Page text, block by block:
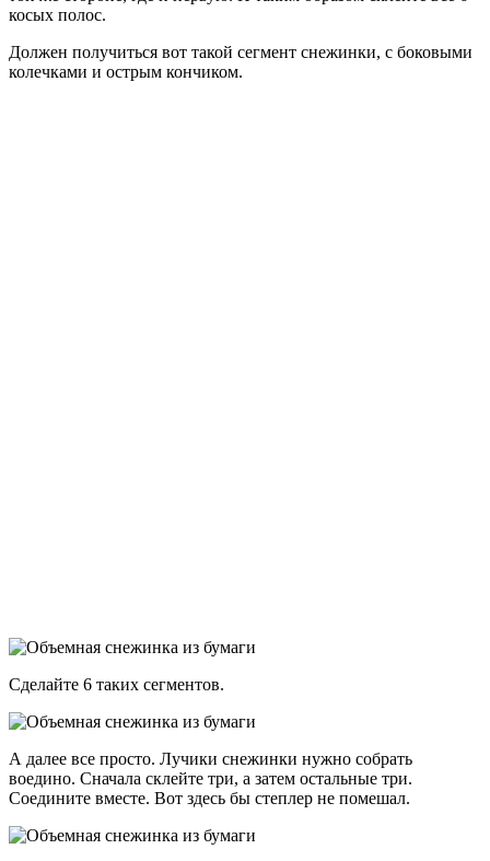
косых полос.
Должен получиться вот такой сегмент снежинки, с боковыми
колечками и острым кончиком.
Сделайте 6 таких сегментов.
А далее все просто. Лучики снежинки нужно собрать
воедино. Сначала склейте три, а затем остальные три.
Соедините вместе. Вот здесь бы степлер не помешал.